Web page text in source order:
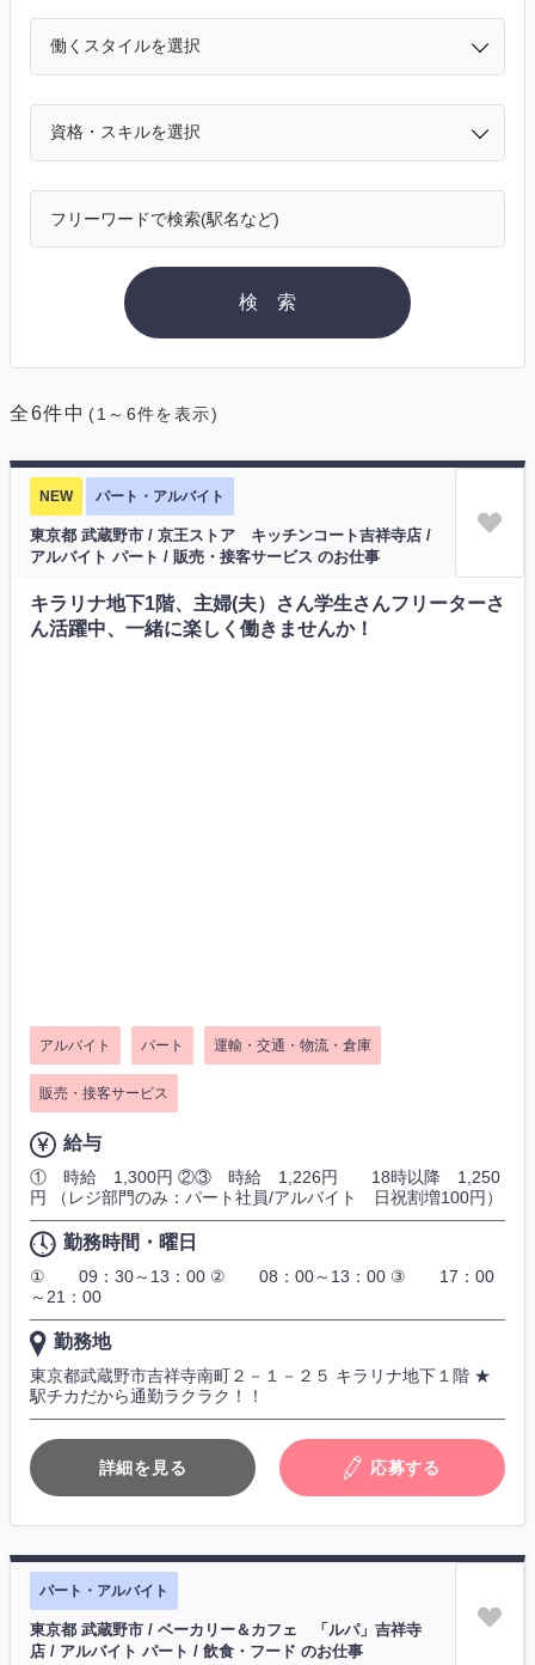
全6件中 (1～6件を表示)
NEW パート・アルバイト
東京都 武蔵野市 / 京王ストア キッチンコート吉祥寺店 /
アルバイト パート / 販売・接客サービス のお仕事
キラリナ地下1階、主婦(夫）さん学生さんフリーターさ
ん活躍中、一緒に楽しく働きませんか！
アルバイト パート 運輸・交通・物流・倉庫
販売・接客サービス
給与
① 時給 1,300円 ②③ 時給 1,226円 18時以降 1,250
円 （レジ部門のみ：パート社員/アルバイト 日祝割増100円）
勤務時間・曜日
① 09：30～13：00 ② 08：00～13：00 ③ 17：00
～21：00
勤務地
東京都武蔵野市吉祥寺南町２－１－２５ キラリナ地下１階 ★
駅チカだから通勤ラクラク！！
詳細を見る 応募する
パート・アルバイト
東京都 武蔵野市 / ベーカリー＆カフェ 「ルパ」吉祥寺
店 / アルバイト パート / 飲食・フード のお仕事